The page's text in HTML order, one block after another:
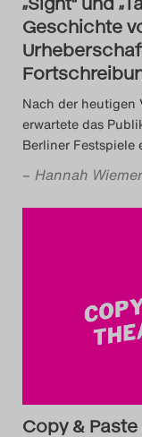
Geschichte
Nach der heutigen
erwartete das
Berliner Festspiele
– Hannah Wiemer
Copy &